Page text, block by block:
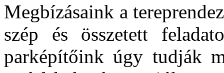
Megbízásaink a
szép és összetett
parképítőink úgy tudják